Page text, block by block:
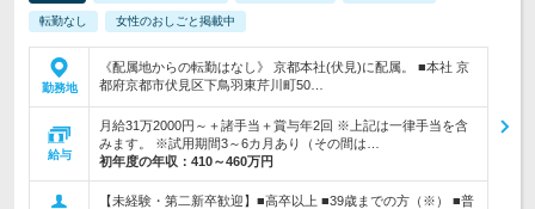
転勤なし 女性のおしごと掲載中
勤務地
《配属地からの転勤はなし》 京都本社(伏見)に配属。 ■本社 京
都府京都市伏見区下鳥羽東芹川町50…
給与
月給31万2000円～＋諸手当＋賞与年2回 ※上記は一律手当を含
みます。 ※試用期間3～6カ月あり（その間は…
初年度の年収： 410～460万円
【未経験・第二新卒歓迎】■高卒以上 ■39歳までの方（※） ■普